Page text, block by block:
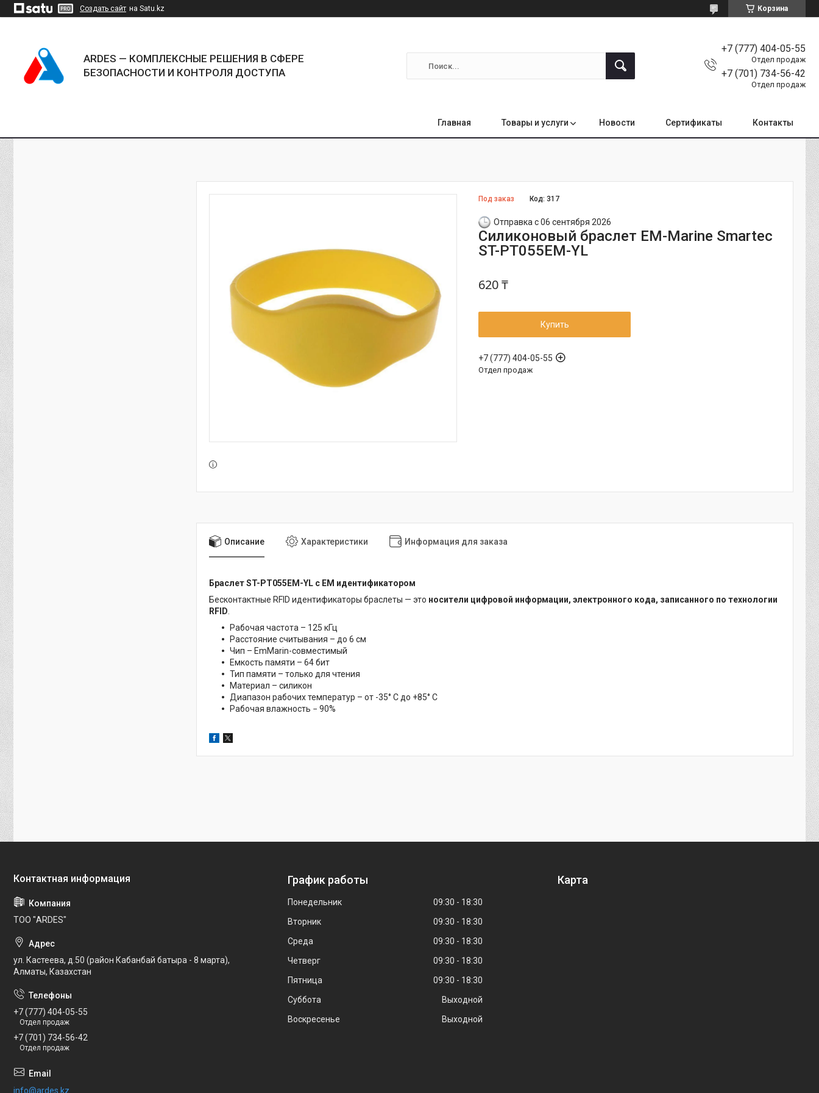
Создать сайт на Satu.kz Корзина
ARDES — КОМПЛЕКСНЫЕ РЕШЕНИЯ В СФЕРЕ
БЕЗОПАСНОСТИ И КОНТРОЛЯ ДОСТУПА
+7 (777) 404-05-55
Отдел продаж
+7 (701) 734-56-42
Отдел продаж
Главная Товары и услуги Новости Сертификаты Контакты
Под заказ Код:317
Отправка с 06 сентября 2026
Силиконовый браслет EM-Marine Smartec
ST-PT055EM-YL
620 ₸
Купить
+7 (777) 404-05-55
Отдел продаж
Описание Характеристики Информация для заказа
Браслет ST-PT055EM-YL с EM идентификатором
Бесконтактные RFID идентификаторы браслеты — это носители цифровой информации, электронного кода, записанного по технологии
RFID
Рабочая частота – 125 кГц
Расстояние считывания – до 6 см
Чип – EmMarin-совместимый
Емкость памяти – 64 бит
Тип памяти – только для чтения
Материал – силикон
Диапазон рабочих температур – от -35° С до +85° С
Рабочая влажность − 90%
ТОО "ARDES"
ул. Кастеева, д.50 (район Кабанбай батыра - 8 марта),
Алматы, Казахстан
+7 (777) 404-05-55
Отдел продаж
+7 (701) 734-56-42
Отдел продаж
info@ardes.kz
График работы
Понедельник 09:30
18:30
Вторник
09:30
18:30
Среда
09:30
18:30
Четверг
09:30
18:30
Пятница
09:30
18:30
Суббота
Выходной
Воскресенье
Выходной
Карта